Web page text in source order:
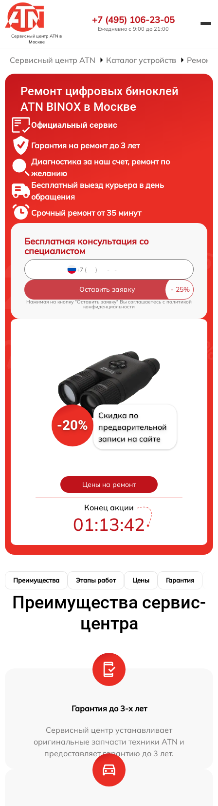
Сервисный центр ATN в
Москве
+7 (495) 106-23-05
Ежедневно с 9:00 до 21:00
Сервисный центр ATN Каталог устройств Ремонт
Ремонт цифровых биноклей
ATN BINOX в Москве
Официальный сервис
Гарантия на ремонт до 3 лет
Диагностика за наш счет, ремонт по
желанию
Бесплатный выезд курьера в день
обращения
Срочный ремонт от 35 минут
Бесплатная консультация со
специалистом
Оставить заявку
Нажимая на кнопку "Оставить заявку" Вы соглашаетесь cполитикой
конфиденциальности
-20%
Скидка по
предварительной
записи на сайте
Цены на ремонт
Конец акции
01:13:41
Преимущества Этапы работ Цены Гарантия
Преимущества сервис-
центра
Гарантия до 3-х лет
Сервисный центр устанавливает
оригинальные запчасти техники ATN и
предоставляет гарантию до 3 лет.